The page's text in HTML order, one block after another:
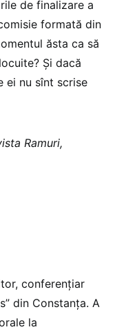
de finalizare a
formată din
ăsta ca să
Și dacă
ei nu sînt scrise
Ramuri,
conferențiar
din Constanța. A
la